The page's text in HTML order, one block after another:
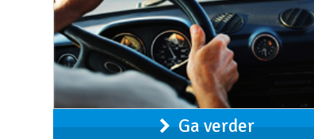
Ga verder